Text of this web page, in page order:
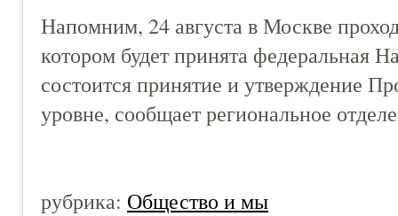
Напомним, 24 августа в Москве
котором будет принята федеральная
состоится принятие и утверждение
уровне, сообщает региональное
рубрика: Общество и мы